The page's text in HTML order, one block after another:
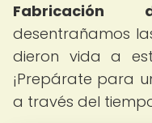
Fabricación
desentrañamos
dieron vida a
¡Prepárate para
a través del